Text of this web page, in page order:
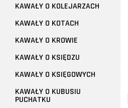
KAWAŁY O KOLEJARZACH
KAWAŁY O KOTACH
KAWAŁY O KROWIE
KAWAŁY O KSIĘDZU
KAWAŁY O KSIĘGOWYCH
KAWAŁY O KUBUSIU
PUCHATKU